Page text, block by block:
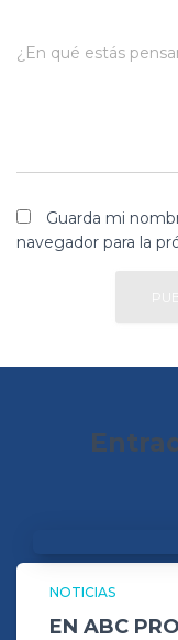
¿En qué estás
Guarda mi
navegador para la
NOTICIAS
EN ABC